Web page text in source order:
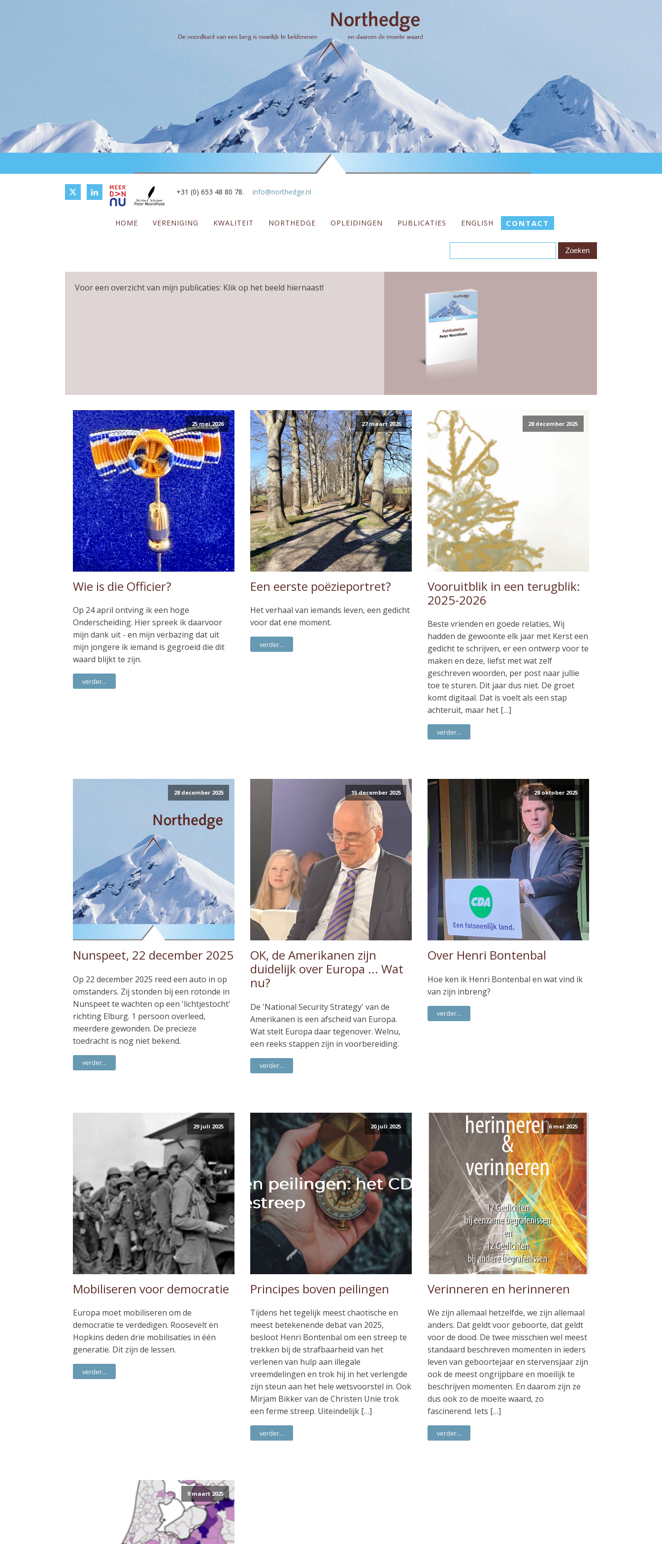
+31 (0) 653 48 80 78. info@northedge.nl
HOME VERENIGING KWALITEIT NORTHEDGE OPLEIDINGEN PUBLICATIES ENGLISH CONTACT
Voor een overzicht van mijn publicaties: Klik op het beeld hiernaast!
25 mei 2026
Wie is die Officier?
Op 24 april ontving ik een hoge
Onderscheiding. Hier spreek ik daarvoor
mijn dank uit - en mijn verbazing dat uit
mijn jongere ik iemand is gegroeid die dit
waard blijkt te zijn.
verder...
27 maart 2026
Een eerste poëzieportret?
Het verhaal van iemands leven, een gedicht
voor dat ene moment.
verder...
28 december 2025
Vooruitblik in een terugblik:
2025-2026
Beste vrienden en goede relaties, Wij
hadden de gewoonte elk jaar met Kerst een
gedicht te schrijven, er een ontwerp voor te
maken en deze, liefst met wat zelf
geschreven woorden, per post naar jullie
toe te sturen. Dit jaar dus niet. De groet
komt digitaal. Dat is voelt als een stap
achteruit, maar het […]
verder...
28 december 2025
Nunspeet, 22 december 2025
Op 22 december 2025 reed een auto in op
omstanders. Zij stonden bij een rotonde in
Nunspeet te wachten op een 'lichtjestocht'
richting Elburg. 1 persoon overleed,
meerdere gewonden. De precieze
toedracht is nog niet bekend.
verder...
15 december 2025
OK, de Amerikanen zijn
duidelijk over Europa ... Wat
nu?
De 'National Security Strategy' van de
Amerikanen is een afscheid van Europa.
Wat stelt Europa daar tegenover. Welnu,
een reeks stappen zijn in voorbereiding.
verder...
28 oktober 2025
Over Henri Bontenbal
Hoe ken ik Henri Bontenbal en wat vind ik
van zijn inbreng?
verder...
29 juli 2025
Mobiliseren voor democratie
Europa moet mobiliseren om de
democratie te verdedigen. Roosevelt en
Hopkins deden drie mobilisaties in één
generatie. Dit zijn de lessen.
verder...
20 juli 2025
Principes boven peilingen
Tijdens het tegelijk meest chaotische en
meest betekenende debat van 2025,
besloot Henri Bontenbal om een streep te
trekken bij de strafbaarheid van het
verlenen van hulp aan illegale
vreemdelingen en trok hij in het verlengde
zijn steun aan het hele wetsvoorstel in. Ook
Mirjam Bikker van de Christen Unie trok
een ferme streep. Uiteindelijk […]
verder...
6 mei 2025
Verinneren en herinneren
We zijn allemaal hetzelfde, we zijn allemaal
anders. Dat geldt voor geboorte, dat geldt
voor de dood. De twee misschien wel meest
standaard beschreven momenten in ieders
leven van geboortejaar en stervensjaar zijn
ook de meest ongrijpbare en moeilijk te
beschrijven momenten. En daarom zijn ze
dus ook zo de moeite waard, zo
fascinerend. Iets […]
verder...
9 maart 2025